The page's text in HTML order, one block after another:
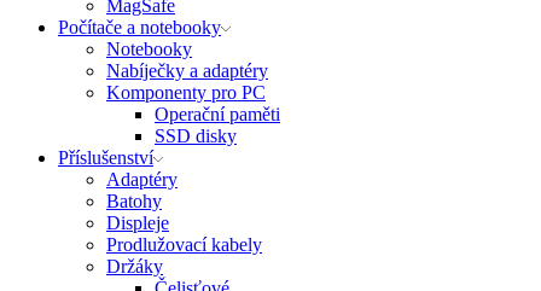
MagSafe
Počítače a notebooky
Notebooky
Nabíječky a adaptéry
Komponenty pro PC
Operační paměti
SSD disky
Příslušenství
Adaptéry
Batohy
Displeje
Prodlužovací kabely
Držáky